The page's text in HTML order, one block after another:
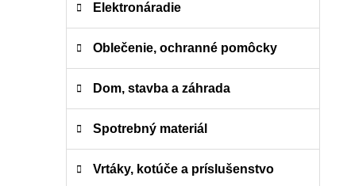
Elektronáradie
Oblečenie, ochranné pomôcky
Dom, stavba a záhrada
Spotrebný materiál
Vrtáky, kotúče a príslušenstvo